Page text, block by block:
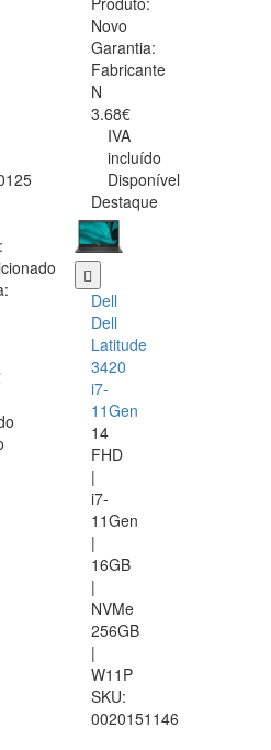
Novo
Garantia:
Fabricante
N
3.68€
IVA
incluído
Disponível
Destaque
Dell
Dell
Latitude
3420
i7-
11Gen
14
FHD
|
i7-
11Gen
|
16GB
|
NVMe
256GB
|
W11P
SKU:
0020151146